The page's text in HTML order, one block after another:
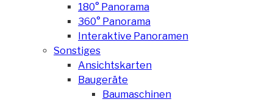
180° Panorama
360° Panorama
Interaktive Panoramen
Sonstiges
Ansichtskarten
Baugeräte
Baumaschinen